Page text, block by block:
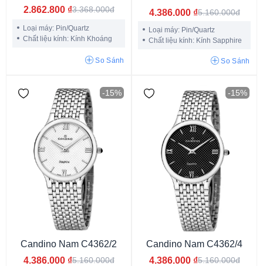
Longines Flagship
Longines Presence
Longines Record Collection
Longines Elegant Tissot Ballade
Phiên bản giới hạn
2.862.800 ₫3.368.000đ
Loại máy: Pin/Quartz
Chất liệu kính: Kính Khoáng
So Sánh
4.386.000 ₫5.160.000đ
Loại máy: Pin/Quartz
Chất liệu kính: Kính Sapphire
So Sánh
-15%
Candino Nam C4362/2
4.386.000 ₫5.160.000đ
-15%
Candino Nam C4362/4
4.386.000 ₫5.160.000đ